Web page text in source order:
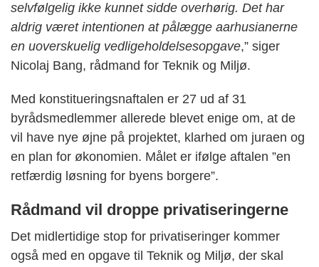
selvfølgelig ikke kunnet sidde overhørig. Det har
aldrig været intentionen at pålægge aarhusianerne
en uoverskuelig vedligeholdelsesopgave,” siger
Nicolaj Bang, rådmand for Teknik og Miljø.
Med konstitueringsnaftalen er 27 ud af 31
byrådsmedlemmer allerede blevet enige om, at de
vil have nye øjne på projektet, klarhed om juraen og
en plan for økonomien. Målet er ifølge aftalen ”en
retfærdig løsning for byens borgere”.
Rådmand vil droppe privatiseringerne
Det midlertidige stop for privatiseringer kommer
også med en opgave til Teknik og Miljø, der skal